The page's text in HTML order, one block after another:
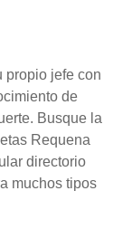
propio jefe con
de
Busque la
Requena
directorio
muchos tipos